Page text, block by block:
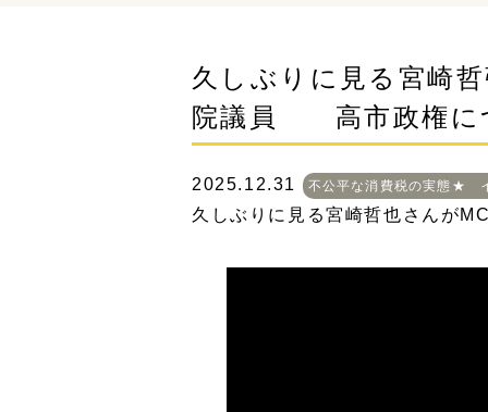
久しぶりに見る宮崎
院議員 高市政権に
2025.12.31 不公平な消費税の実態★
久しぶりに見る宮崎哲也さんがMC